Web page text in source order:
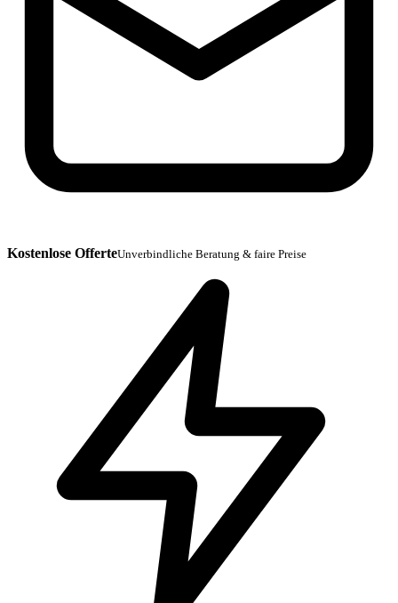
Kostenlose OfferteUnverbindliche Beratung & faire Preise